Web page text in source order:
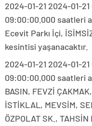
2024-01-21 2024-01-
09:00:00.000 saatleri
Ecevit Parkı İçi,
kesintisi yaşanacaktır.
2024-01-21 2024-01-
09:00:00.000 saatleri
BASIN, FEVZİ
İSTİKLAL, MEVSİM,
ÖZPOLAT SK.,